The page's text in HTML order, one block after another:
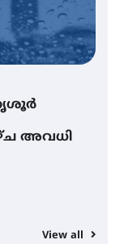
അവധി
View all
ടി. കെ.